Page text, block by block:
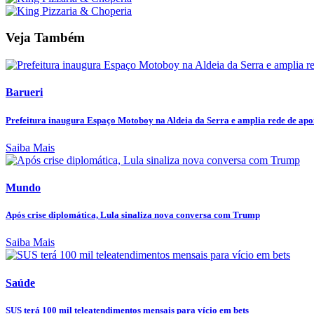
Veja Também
Barueri
Prefeitura inaugura Espaço Motoboy na Aldeia da Serra e amplia rede de
Saiba Mais
Mundo
Após crise diplomática, Lula sinaliza nova conversa com Trump
Saiba Mais
Saúde
SUS terá 100 mil teleatendimentos mensais para vício em bets